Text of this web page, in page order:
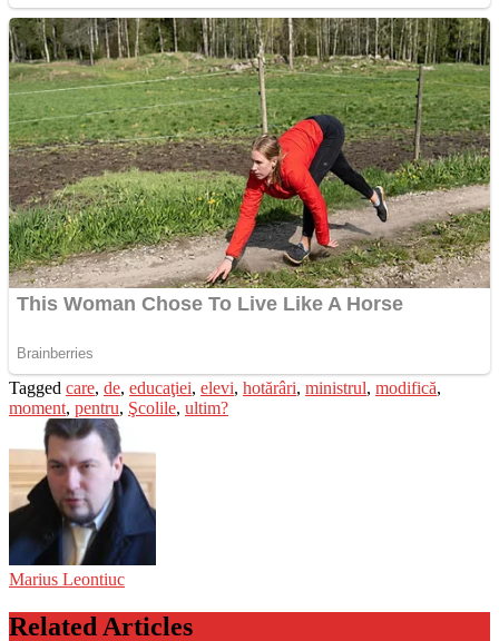
Tagged care, de, educaţiei, elevi, hotărâri, ministrul, modifică,
moment, pentru, Şcolile, ultim?
Marius Leontiuc
Related Articles